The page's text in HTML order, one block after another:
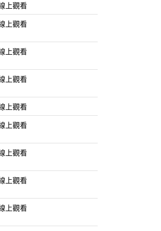
上觀看
上觀看
上觀看
上觀看
上觀看
上觀看
上觀看
上觀看
上觀看